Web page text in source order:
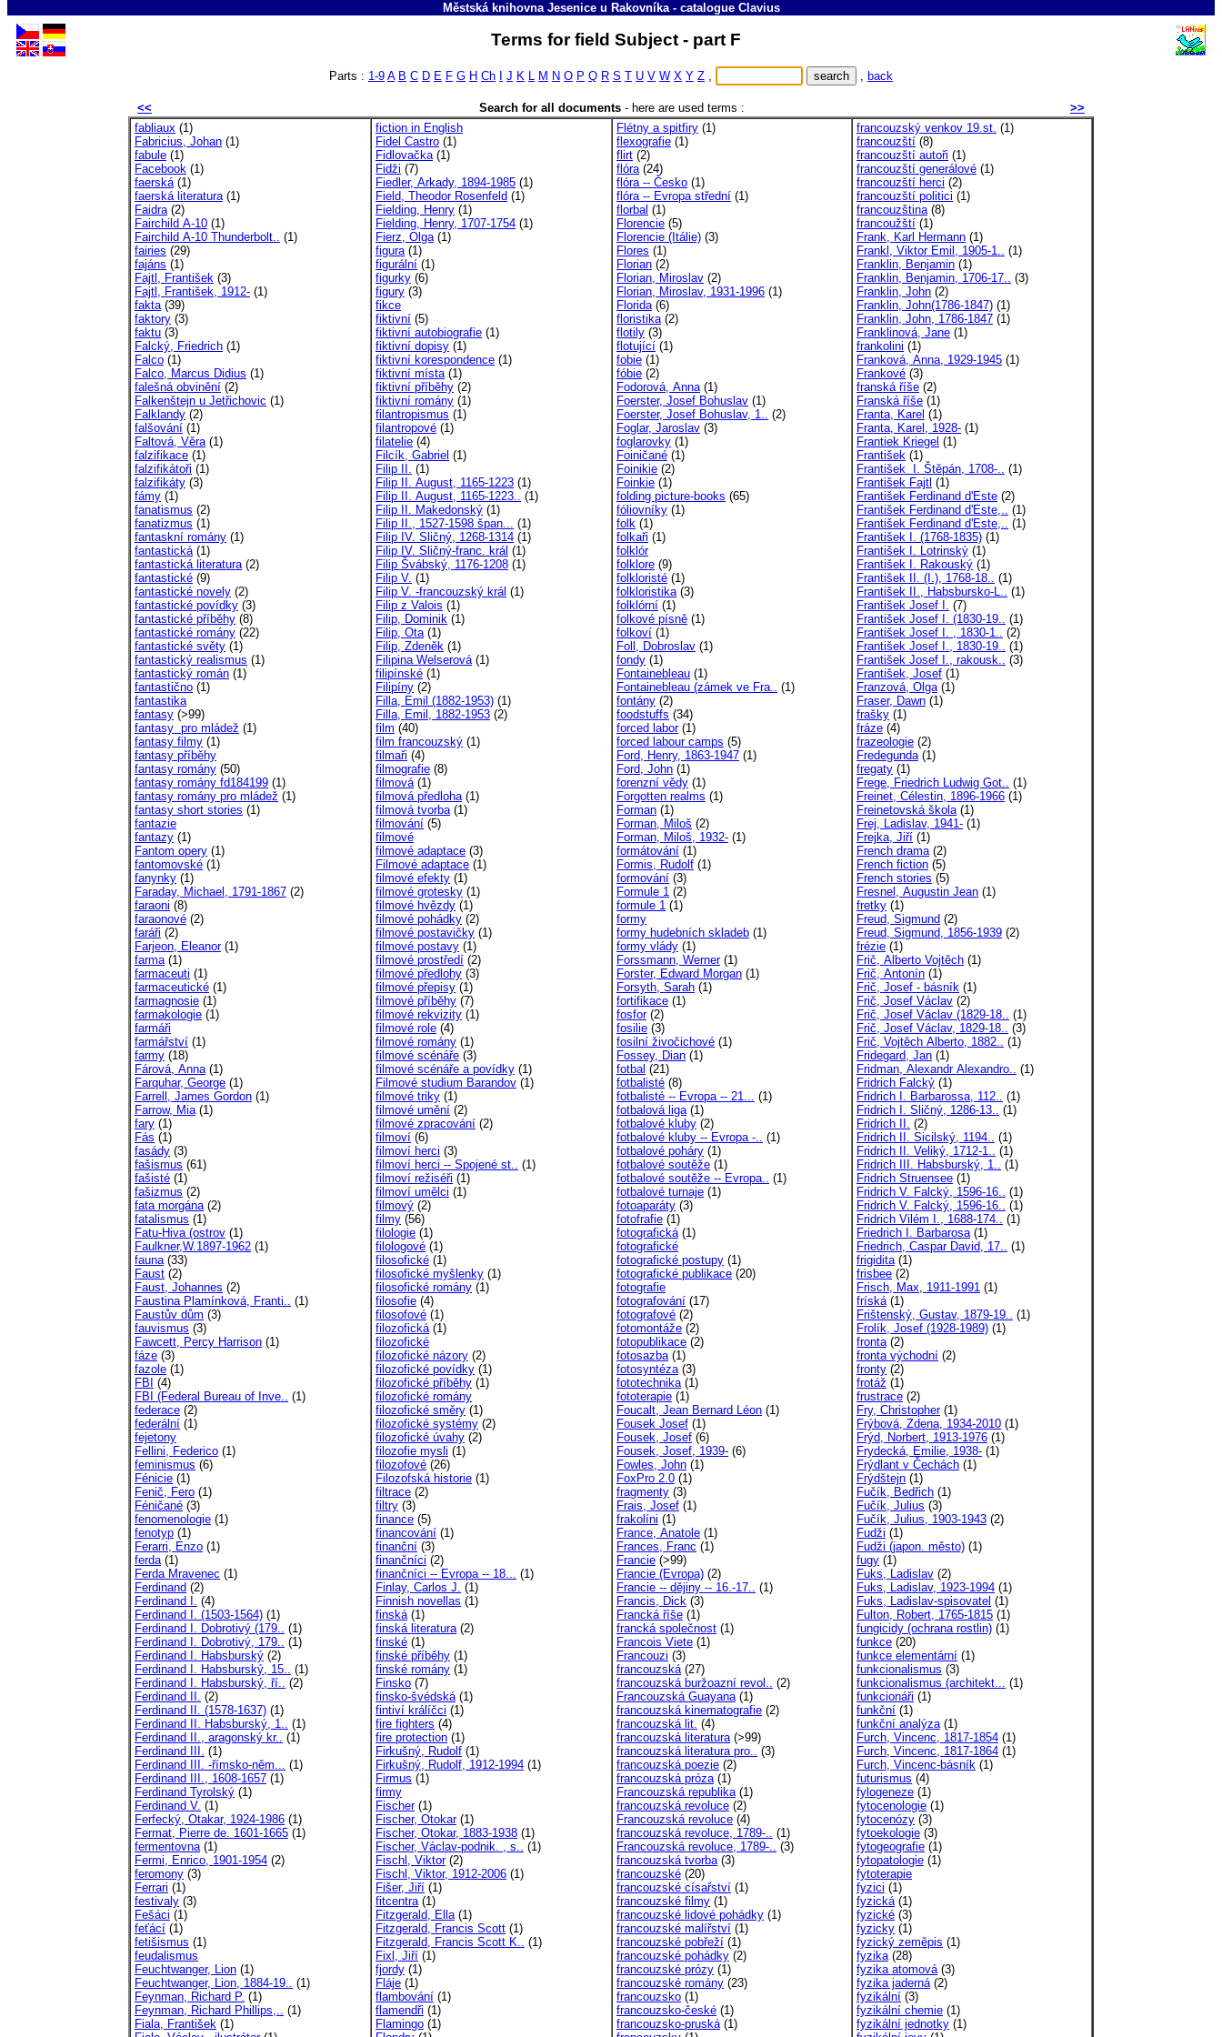
Městská knihovna Jesenice u Rakovníka- catalogue Clavius
Terms for field Subject - part F
Parts : 1-9 A B C D E F G H Ch J K L M N O P Q R S T U V W X Y Z , , back
<< Search for all documents- here are used terms :
>>
fabliaux (1)
Fabricius, Johan (1)
fabule (1)
Facebook (1)
faerská(1)
faerská literatura(1)
Faidra(2)
Fairchild A-10 (1)
Fairchild A-10 Thunderbolt.. (1)
fairies (29)
fajáns (1)
Fajtl, František (3)
Fajtl, František, 1912- (1)
fakta(39)
faktory (3)
faktu (3)
Falcký, Friedrich (1)
Falco (1)
Falco, Marcus Didius (1)
falešná obvinění (2)
Falkenštejn u Jetřichovic (1)
Falklandy (2)
falšování (1)
Faltová, Věra(1)
falzifikace (1)
falzifikátoři (1)
falzifikáty (3)
fámy (1)
fanatismus (2)
fanatizmus (1)
fantaskní romány (1)
fantastická(1)
fantastická literatura(2)
fantastické (9)
fantastické novely (2)
fantastické povídky (3)
fantastické příběhy (8)
fantastické romány (22)
fantastické světy (1)
fantastický realismus (1)
fantastický román (1)
fantastično (1)
fantastika
fantasy (>99)
fantasy pro mládež (1)
fantasy filmy (1)
fantasy příběhy
fantasy romány (50)
fantasy romány fd184199 (1)
fantasy romány pro mládež (1)
fantasy short stories (1)
fantazie
fantazy (1)
Fantom opery (1)
fantomovské (1)
fanynky (1)
Faraday, Michael, 1791-1867 (2)
faraoni (8)
faraonové (2)
faráři (2)
Farjeon, Eleanor(1)
farma(1)
farmaceuti (1)
farmaceutické (1)
farmagnosie (1)
farmakologie (1)
farmáři
farmářství (1)
farmy (18)
Fárová, Anna(1)
Farquhar, George (1)
Farrell, James Gordon (1)
Farrow, Mia(1)
fary (1)
Fás (1)
fasády (3)
fašismus (61)
fašisté (1)
fašizmus (2)
fata morgána(2)
fatalismus (1)
Fatu-Hiva (ostrov (1)
Faulkner,W.1897-1962 (1)
fauna(33)
Faust (2)
Faust, Johannes (2)
Faustina Plamínková, Franti.. (1)
Faustův dům (3)
fauvismus (3)
Fawcett, Percy Harrison (1)
fáze (3)
fazole (1)
FBI (4)
FBI (Federal Bureau of Inve.. (1)
federace (2)
federální (1)
fejetony
Fellini, Federico (1)
feminismus (6)
Fénicie (1)
Fenič, Fero (1)
Féničané (3)
fenomenologie (1)
fenotyp (1)
Ferarri, Enzo (1)
ferda(1)
Ferda Mravenec (1)
Ferdinand (2)
Ferdinand I. (4)
Ferdinand I. (1503-1564) (1)
Ferdinand I. Dobrotivý (179.. (1)
Ferdinand I. Dobrotivý, 179.. (1)
Ferdinand I. Habsburský (2)
Ferdinand I. Habsburský, 15.. (1)
Ferdinand I. Habsburský, ří.. (2)
Ferdinand II. (2)
Ferdinand II. (1578-1637) (1)
Ferdinand II. Habsburský, 1.. (1)
Ferdinand II., aragonský kr.. (1)
Ferdinand III. (1)
Ferdinand III. -římsko-něm... (1)
Ferdinand III., 1608-1657 (1)
Ferdinand Tyrolský (1)
Ferdinand V. (1)
Ferfecký, Otakar, 1924-1986 (1)
Fermat, Pierre de. 1601-1665 (1)
fermentovna(1)
Fermi, Enrico, 1901-1954 (2)
feromony (3)
Ferrari (1)
festivaly (3)
Fešáci (1)
feťácí (1)
fetišismus (1)
feudalismus
Feuchtwanger, Lion (1)
Feuchtwanger, Lion, 1884-19.. (1)
Feynman, Richard P. (1)
Feynman, Richard Phillips,.. (1)
Fiala, František (1)
fiction in English
Fidel Castro (1)
Fidlovačka(1)
Fidži (7)
Fiedler, Arkady, 1894-1985 (1)
Field, Theodor Rosenfeld (1)
Fielding, Henry (1)
Fielding, Henry, 1707-1754 (1)
Fierz, Olga(1)
figura(1)
figurální (1)
figurky (6)
figury (3)
fikce
fiktivní (5)
fiktivní autobiografie (1)
fiktivní dopisy (1)
fiktivní korespondence (1)
fiktivní místa(1)
fiktivní příběhy (2)
fiktivní romány (1)
filantropismus (1)
filantropové (1)
filatelie (4)
Filcík, Gabriel (1)
Filip II. (1)
Filip II. August, 1165-1223 (1)
Filip II. August, 1165-1223.. (1)
Filip II. Makedonský (1)
Filip II., 1527-1598 špan... (1)
Filip IV. Sličný, 1268-1314 (1)
Filip IV. Sličný-franc. král (1)
Filip Švábský, 1176-1208 (1)
Filip V. (1)
Filip V. -francouzský král (1)
Filip z Valois (1)
Filip, Dominik (1)
Filip, Ota(1)
Filip, Zdeněk (1)
Filipina Welserová(1)
filipínské (1)
Filipíny (2)
Filla, Emil (1882-1953) (1)
Filla, Emil, 1882-1953 (2)
film (40)
film francouzský (1)
filmaři (4)
filmografie (8)
filmová(1)
filmová předloha(1)
filmová tvorba(1)
filmování (5)
filmové
filmové adaptace (3)
Filmové adaptace (1)
filmové efekty (1)
filmové grotesky (1)
filmové hvězdy (1)
filmové pohádky (2)
filmové postavičky (1)
filmové postavy (1)
filmové prostředí (2)
filmové předlohy (3)
filmové přepisy (1)
filmové příběhy (7)
filmové rekvizity (1)
filmové role (4)
filmové romány (1)
filmové scénáře (3)
filmové scénáře a povídky (1)
Filmové studium Barandov (1)
filmové triky (1)
filmové umění (2)
filmové zpracování (2)
filmoví (6)
filmoví herci (3)
filmoví herci -- Spojené st.. (1)
filmoví režiséři (1)
filmoví umělci (1)
filmový (2)
filmy (56)
filologie (1)
filologové (1)
filosofické (1)
filosofické myšlenky (1)
filosofické romány (1)
filosofie (4)
filosofové (1)
filozofická(1)
filozofické
filozofické názory (2)
filozofické povídky (1)
filozofické příběhy (1)
filozofické romány
filozofické směry (1)
filozofické systémy (2)
filozofické úvahy (2)
filozofie mysli (1)
filozofové (26)
Filozofská historie (1)
filtrace (2)
filtry (3)
finance (5)
financování (1)
finanční (3)
finančníci (2)
finančníci -- Evropa -- 18... (1)
Finlay, Carlos J. (1)
Finnish novellas (1)
finská(1)
finská literatura(2)
finské (1)
finské příběhy (1)
finské romány (1)
Finsko (7)
finsko-švédská(1)
fintiví králíčci (1)
fire fighters (4)
fire protection (1)
Firkušný, Rudolf (1)
Firkušný, Rudolf, 1912-1994 (1)
Firmus (1)
firmy
Fischer(1)
Fischer, Otokar(1)
Fischer, Otokar, 1883-1938 (1)
Fischer, Václav-podnik. , s.. (1)
Fischl, Viktor(2)
Fischl, Viktor, 1912-2006 (1)
Fišer, Jiří (1)
fitcentra(1)
Fitzgerald, Ella(1)
Fitzgerald, Francis Scott (1)
Fitzgerald, Francis Scott K.. (1)
Fixl, Jiří (1)
fjordy (1)
Fláje (1)
flambování (1)
flamendři (1)
Flamingo (1)
Flétny a spitfiry (1)
flexografie (1)
flirt (2)
flóra(24)
flóra -- Česko (1)
flóra -- Evropa střední (1)
florbal (1)
Florencie (5)
Florencie (Itálie) (3)
Flores (1)
Florian (2)
Florian, Miroslav (2)
Florian, Miroslav, 1931-1996 (1)
Florida(6)
floristika(2)
flotily (3)
flotující (1)
fobie (1)
fóbie (2)
Fodorová, Anna(1)
Foerster, Josef Bohuslav (1)
Foerster, Josef Bohuslav, 1.. (2)
Foglar, Jaroslav (3)
foglarovky (1)
Foiničané (1)
Foinikie (2)
Foinkie (1)
folding picture-books (65)
fóliovníky (1)
folk (1)
folkaři (1)
folklór
folklore (9)
folkloristé (1)
folkloristika(3)
folklórní (1)
folkové písně (1)
folkoví (1)
Foll, Dobroslav (1)
fondy (1)
Fontainebleau (1)
Fontainebleau (zámek ve Fra.. (1)
fontány (2)
foodstuffs (34)
forced labor(1)
forced labour camps (5)
Ford, Henry, 1863-1947 (1)
Ford, John (1)
forenzní vědy (1)
Forgotten realms (1)
Forman (1)
Forman, Miloš (2)
Forman, Miloš, 1932- (1)
formátování (1)
Formis, Rudolf (1)
formování (3)
Formule 1 (2)
formule 1 (1)
formy
formy hudebních skladeb (1)
formy vlády (1)
Forssmann, Werner(1)
Forster, Edward Morgan (1)
Forsyth, Sarah (1)
fortifikace (1)
fosfor(2)
fosilie (3)
fosilní živočichové (1)
Fossey, Dian (1)
fotbal (21)
fotbalisté (8)
fotbalisté -- Evropa -- 21... (1)
fotbalová liga(1)
fotbalové kluby (2)
fotbalové kluby -- Evropa -.. (1)
fotbalové poháry (1)
fotbalové soutěže (1)
fotbalové soutěže -- Evropa.. (1)
fotbalové turnaje (1)
fotoaparáty (3)
fotofrafie (1)
fotografická(1)
fotografické
fotografické postupy (1)
fotografické publikace (20)
fotografie
fotografování (17)
fotografové (2)
fotomontáže (2)
fotopublikace (2)
fotosazba(1)
fotosyntéza(3)
fototechnika(1)
fototerapie (1)
Foucalt, Jean Bernard Léon (1)
Fousek Josef (1)
Fousek, Josef (6)
Fousek, Josef, 1939- (6)
Fowles, John (1)
FoxPro 2.0 (1)
fragmenty (3)
Frais, Josef (1)
frakolíni (1)
France, Anatole (1)
Frances, Franc (1)
Francie (>99)
Francie (Evropa) (2)
Francie -- dějiny -- 16.-17.. (1)
Francis, Dick (3)
Francká říše (1)
francká společnost (1)
Francois Viete (1)
Francouzi (3)
francouzská(27)
francouzská buržoazní revol.. (2)
Francouzská Guayana(1)
francouzská kinematografie (2)
francouzská lit. (4)
francouzská literatura(>99)
francouzská literatura pro.. (3)
francouzská poezie (2)
francouzská próza(1)
Francouzská republika(1)
francouzská revoluce (2)
Francouzská revoluce (4)
francouzská revoluce, 1789-.. (1)
Francouzská revoluce, 1789-.. (3)
francouzská tvorba(3)
francouzské (20)
francouzské císařství (1)
francouzské filmy (1)
francouzské lidové pohádky (1)
francouzské malířství (1)
francouzské pobřeží (1)
francouzské pohádky (2)
francouzské prózy (1)
francouzské romány (23)
francouzsko (1)
francouzsko-české (1)
francouzsko-pruská(1)
francouzský venkov 19.st. (1)
francouzští (8)
francouzští autoři (1)
francouzští generálové (1)
francouzští herci (2)
francouzští politici (1)
francouzština(8)
francoužští (1)
Frank, Karl Hermann (1)
Frankl, Viktor Emil, 1905-1.. (1)
Franklin, Benjamin (1)
Franklin, Benjamin, 1706-17.. (3)
Franklin, John (2)
Franklin, John(1786-1847) (1)
Franklin, John, 1786-1847 (1)
Franklinová, Jane (1)
frankolini (1)
Franková, Anna, 1929-1945 (1)
Frankové (3)
franská říše (2)
Franská říše (1)
Franta, Karel (1)
Franta, Karel, 1928- (1)
Frantiek Kriegel (1)
František (1)
František I. Štěpán, 1708-.. (1)
František Fajtl (1)
František Ferdinand d'Este (2)
František Ferdinand d'Este,.. (1)
František Ferdinand d'Este,.. (1)
František I. (1768-1835) (1)
František I. Lotrinský (1)
František I. Rakouský (1)
František II. (I.), 1768-18.. (1)
František II., Habsbursko-L.. (1)
František Josef I. (7)
František Josef I. (1830-19.. (1)
František Josef I. , 1830-1.. (2)
František Josef I., 1830-19.. (1)
František Josef I., rakousk.. (3)
František, Josef (1)
Franzová, Olga(1)
Fraser, Dawn (1)
frašky (1)
fráze (4)
frazeologie (2)
Fredegunda(1)
fregaty (1)
Frege, Friedrich Ludwig Got.. (1)
Freinet, Célestin, 1896-1966 (1)
Freinetovská škola(1)
Frej, Ladislav, 1941- (1)
Frejka, Jiří (1)
French drama(2)
French fiction (5)
French stories (5)
Fresnel, Augustin Jean (1)
fretky (1)
Freud, Sigmund (2)
Freud, Sigmund, 1856-1939 (2)
frézie (1)
Frič, Alberto Vojtěch (1)
Frič, Antonín (1)
Frič, Josef - básník (1)
Frič, Josef Václav (2)
Frič, Josef Václav (1829-18.. (1)
Frič, Josef Václav, 1829-18.. (3)
Frič, Vojtěch Alberto, 1882.. (1)
Fridegard, Jan (1)
Fridman, Alexandr Alexandro.. (1)
Fridrich Falcký (1)
Fridrich I. Barbarossa, 112.. (1)
Fridrich I. Sličný, 1286-13.. (1)
Fridrich II. (2)
Fridrich II. Sicilský, 1194.. (1)
Fridrich II. Veliký, 1712-1.. (1)
Fridrich III. Habsburský, 1.. (1)
Fridrich Struensee (1)
Fridrich V. Falcký, 1596-16.. (1)
Fridrich V. Falcký, 1596-16.. (1)
Fridrich Vilém I., 1688-174.. (1)
Friedrich I. Barbarosa(1)
Friedrich, Caspar David, 17.. (1)
frigidita(1)
frisbee (2)
Frisch, Max, 1911-1991 (1)
fríská(1)
Frištenský, Gustav, 1879-19.. (1)
Frolík, Josef (1928-1989) (1)
fronta(2)
fronta východní (2)
fronty (2)
frotáž (1)
frustrace (2)
Fry, Christopher(1)
Frýbová, Zdena, 1934-2010 (1)
Frýd, Norbert, 1913-1976 (1)
Frydecká, Emilie, 1938- (1)
Frýdlant v Čechách (1)
Frýdštejn (1)
Fučík, Bedřich (1)
Fučík, Julius (3)
Fučík, Julius, 1903-1943 (2)
Fudži (1)
Fudži (japon. město) (1)
fugy (1)
Fuks, Ladislav (2)
Fuks, Ladislav, 1923-1994 (1)
Fuks, Ladislav-spisovatel (1)
Fulton, Robert, 1765-1815 (1)
fungicidy (ochrana rostlin) (1)
funkce (20)
funkce elementární (1)
funkcionalismus (3)
funkcionalismus (architekt... (1)
funkcionáři (1)
funkční (1)
funkční analýza(1)
Furch, Vincenc, 1817-1854 (1)
Furch, Vincenc, 1817-1864 (1)
Furch, Vincenc-básník (1)
futurismus (4)
fylogeneze (1)
fytocenologie (1)
fytocenózy (3)
fytoekologie (3)
fytogeografie (1)
fytopatologie (1)
fytoterapie
fyzici (1)
fyzická(1)
fyzické (3)
fyzicky (1)
fyzický zeměpis (1)
fyzika(28)
fyzika atomová(3)
fyzika jaderná(2)
fyzikální (3)
fyzikální chemie (1)
fyzikální jednotky (1)